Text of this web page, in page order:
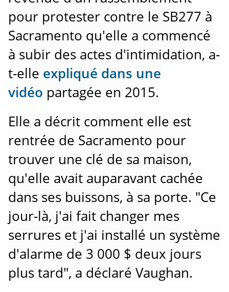
pour protester contre le SB277 à
Sacramento qu'elle a commencé
à subir des actes d'intimidation, a-
t-elle expliqué dans une
vidéo partagée en 2015.
Elle a décrit comment elle est
rentrée de Sacramento pour
trouver une clé de sa maison,
qu'elle avait auparavant cachée
dans ses buissons, à sa porte. "Ce
jour-là, j'ai fait changer mes
serrures et j'ai installé un système
d'alarme de 3 000 $ deux jours
plus tard", a déclaré Vaughan.